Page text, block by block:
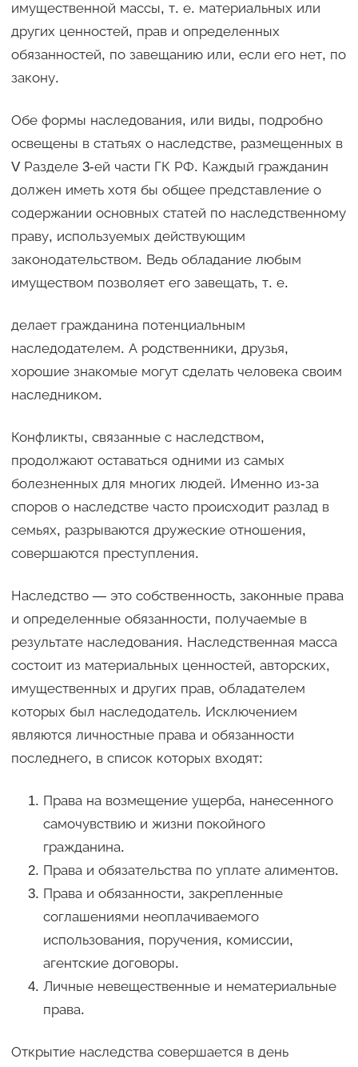
имущественной массы, т. е. материальных или
других ценностей, прав и определенных
обязанностей, по завещанию или, если его нет, по
закону.
Обе формы наследования, или виды, подробно
освещены в статьях о наследстве, размещенных в
V Разделе 3-ей части ГК РФ. Каждый гражданин
должен иметь хотя бы общее представление о
содержании основных статей по наследственному
праву, используемых действующим
законодательством. Ведь обладание любым
имуществом позволяет его завещать, т. е.
делает гражданина потенциальным
наследодателем. А родственники, друзья,
хорошие знакомые могут сделать человека своим
наследником.
Конфликты, связанные с наследством,
продолжают оставаться одними из самых
болезненных для многих людей. Именно из-за
споров о наследстве часто происходит разлад в
семьях, разрываются дружеские отношения,
совершаются преступления.
Наследство — это собственность, законные права
и определенные обязанности, получаемые в
результате наследования. Наследственная масса
состоит из материальных ценностей, авторских,
имущественных и других прав, обладателем
которых был наследодатель. Исключением
являются личностные права и обязанности
последнего, в список которых входят:
Права на возмещение ущерба, нанесенного
самочувствию и жизни покойного
гражданина.
Права и обязательства по уплате алиментов.
Права и обязанности, закрепленные
соглашениями неоплачиваемого
использования, поручения, комиссии,
агентские договоры.
Личные невещественные и нематериальные
права.
Открытие наследства совершается в день